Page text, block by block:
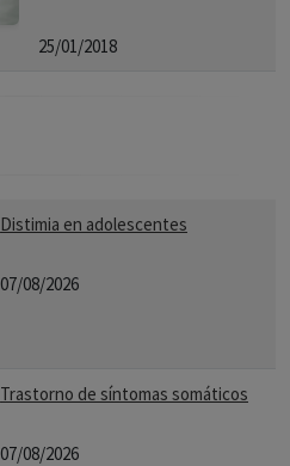
25/01/2018
Distimia en adolescentes
07/08/2026
Trastorno de síntomas somáticos
07/08/2026